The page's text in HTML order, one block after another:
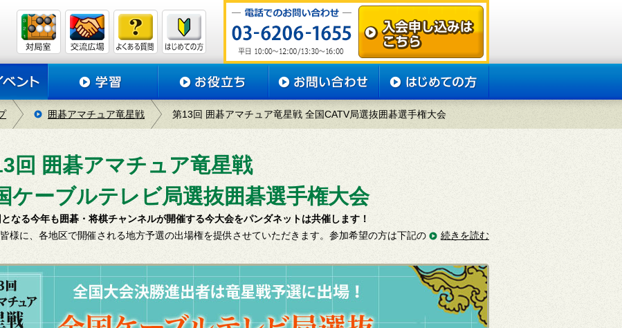
囲碁アマチュア竜星戦 第13回 囲碁アマチュア竜星戦 全国CATV局選抜囲碁選手権大会
回 囲碁アマチュア竜星戦
ケーブルテレビ局選抜囲碁選手権大会
なる今年も囲碁・将棋チャンネルが開催する今大会をパンダネットは共催します！
様に、各地区で開催される地方予選の出場権を提供させていただきます。参加希望の方は下記の
続きを読む